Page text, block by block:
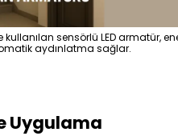
sensörlü LED armatür,
aydınlatma sağlar.
Uygulama